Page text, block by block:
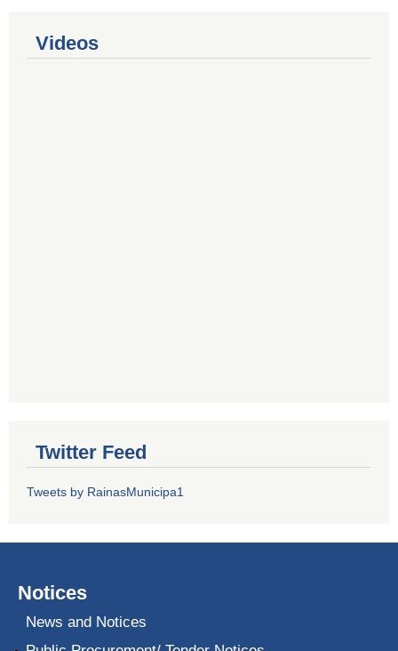
Videos
Twitter Feed
Tweets by RainasMunicipa1
Notices
News and Notices